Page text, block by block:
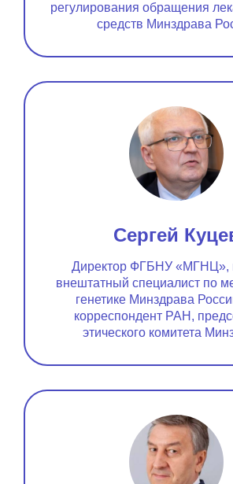
регулирования обращения
средств Минздрава
Сергей
Директор ФГБНУ «МГНЦ»,
внештатный специалист по
генетике Минздрава
корреспондент РАН,
этического комитета